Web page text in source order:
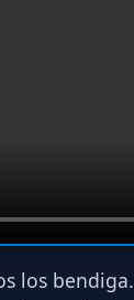
los bendiga.